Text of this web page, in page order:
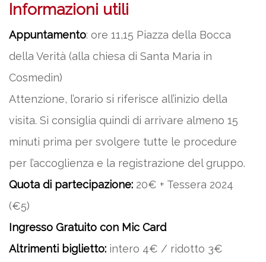
Informazioni utili
Appuntamento: ore 11,15 Piazza della Bocca
della Verità (alla chiesa di Santa Maria in
Cosmedin)
Attenzione, l’orario si riferisce all’inizio della
visita. Si consiglia quindi di arrivare almeno 15
minuti prima per svolgere tutte le procedure
per l’accoglienza e la registrazione del gruppo.
Quota di partecipazione: 20€ + Tessera 2024
(€5)
Ingresso Gratuito con Mic Card
Altrimenti biglietto: intero 4€ / ridotto 3€